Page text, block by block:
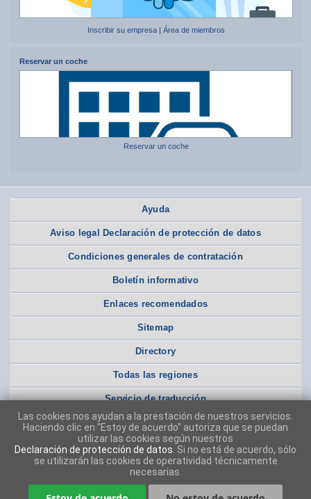
Inscribir su empresa| Área de miembros
Reservar un coche
Reservar un coche
Ayuda
Aviso legal Declaración de protección de datos
Condiciones generales de contratación
Boletín informativo
Enlaces recomendados
Sitemap
Directory
Todas las regiones
Servicio de traducción
Las cookies nos ayudan a la prestación de nuestros servicios.
Haciendo clic en "Estoy de acuerdo" autoriza que se puedan
utilizar las cookies según nuestros
Declaración de protección de datos . Si no está de acuerdo, sólo
se utilizarán las cookies de operatividad técnicamente
necesarias.